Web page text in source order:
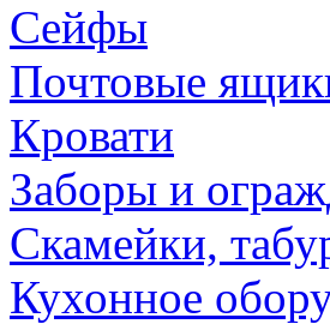
Сейфы
Почтовые
Кровати
Заборы и
Скамейки,
Кухонное